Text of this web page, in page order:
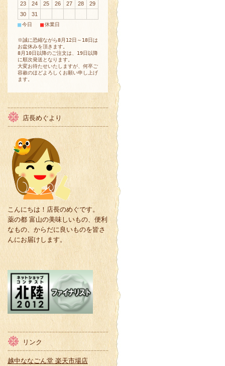
23
24 25 26 27 28
29
30
31
■今日 ■休業日
※誠に恐縮ながら8月12日～18日は
お盆休みを頂きます。
8月10日以降のご注文は、19日以降
に順次発送となります。
大変お待たせいたしますが、何卒ご
容赦のほどよろしくお願い申し上げ
ます。
店長めぐより
こんにちは！店長のめぐです。
薬の都 富山の美味しいもの、便利
なもの、からだに良いものを皆さ
んにお届けします。
リンク
越中ななごん堂 楽天市場店